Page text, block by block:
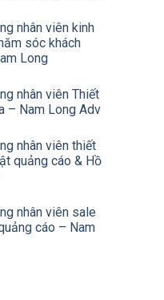
nhân viên kinh
sóc khách
Long
nhân viên Thiết
– Nam Long Adv
nhân viên thiết
quảng cáo & Hồ
nhân viên sale
cáo – Nam